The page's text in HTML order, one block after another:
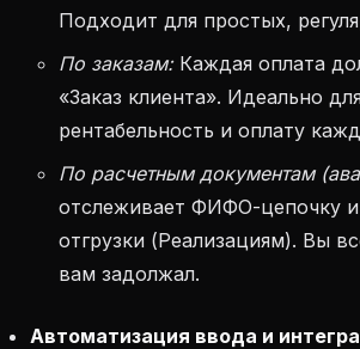
Подходит для простых,
По заказам:Каждая оплата
«Заказ клиента». Идеально
рентабельность и оплату
По расчетным документам
отслеживает ФИФО-цепочку
отгрузки (Реализациям). Вы
вам задолжал.
Автоматизация ввода и